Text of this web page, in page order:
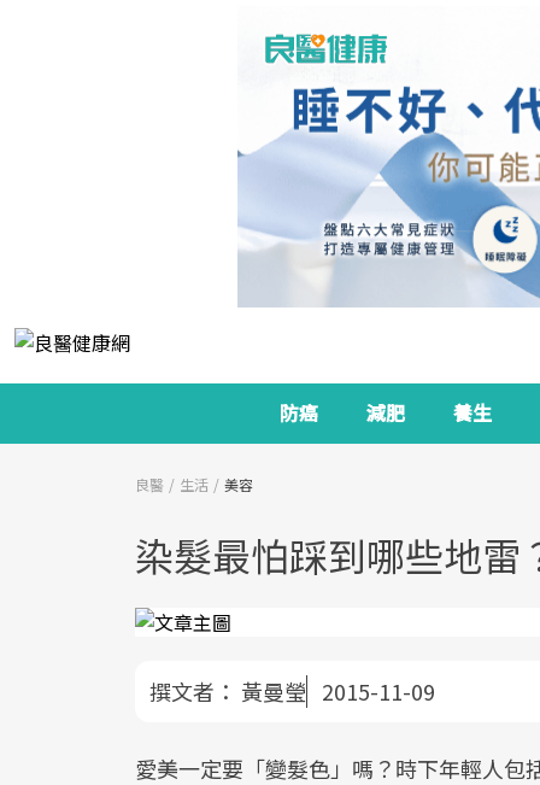
防癌 減肥 養生
良醫 生活 美容
染髮最怕踩到哪些地
撰文者： 黃曼瑩 2015-11-09
愛美一定要「變髮色」嗎？時下年輕人